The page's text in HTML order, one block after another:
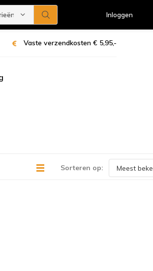
Inloggen
Vaste verzendkosten € 5,95,-
Sorteren op: